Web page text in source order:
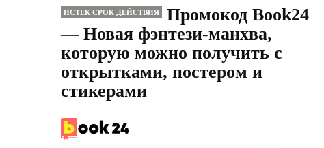
ИСТЕК СРОК ДЕЙСТВИЯ
Промокод Book24
— Новая фэнтези-манхва,
которую можно получить с
открытками, постером и
стикерами